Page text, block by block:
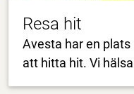
Resa hit
Avesta har en
att hitta hit. Vi